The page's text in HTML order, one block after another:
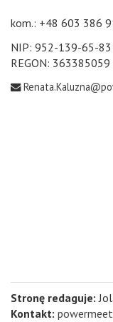
kom.: +48 603 386
NIP: 952-139-65-83
REGON: 363385059
Stronę redaguje:
Kontakt: